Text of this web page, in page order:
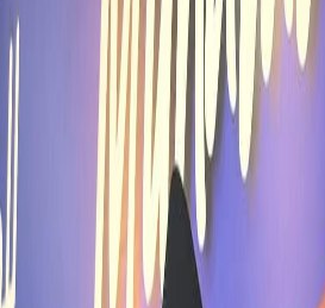
Resonansi
Sejarah
Lensa
Iqtishodia
Sastra
Literasi Umat